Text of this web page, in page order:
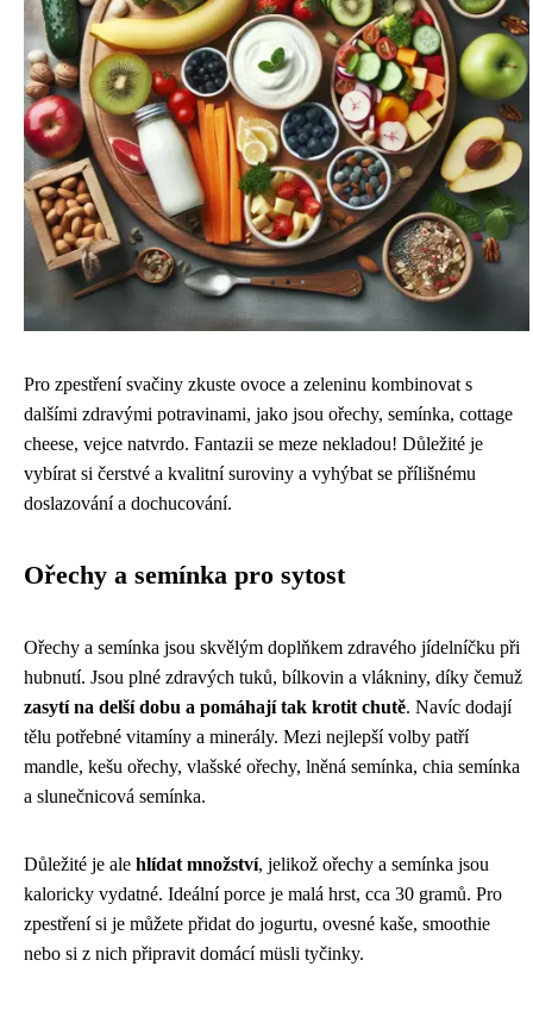
Pro zpestření svačiny zkuste ovoce a zeleninu kombinovat s
dalšími zdravými potravinami, jako jsou ořechy, semínka, cottage
cheese, vejce natvrdo. Fantazii se meze nekladou! Důležité je
vybírat si čerstvé a kvalitní suroviny a vyhýbat se přílišnému
doslazování a dochucování.
Ořechy a semínka pro sytost
Ořechy a semínka jsou skvělým doplňkem zdravého jídelníčku při
hubnutí. Jsou plné zdravých tuků, bílkovin a vlákniny, díky čemuž
zasytí na delší dobu a pomáhají tak krotit chutě. Navíc dodají
tělu potřebné vitamíny a minerály. Mezi nejlepší volby patří
mandle, kešu ořechy, vlašské ořechy, lněná semínka, chia semínka
a slunečnicová semínka.
Důležité je ale hlídat množství, jelikož ořechy a semínka jsou
kaloricky vydatné. Ideální porce je malá hrst, cca 30 gramů. Pro
zpestření si je můžete přidat do jogurtu, ovesné kaše, smoothie
nebo si z nich připravit domácí müsli tyčinky.